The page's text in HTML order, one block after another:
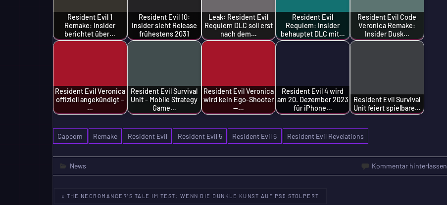
Resident Evil 1
Remake: Insider
berichtet über…
Resident Evil 10:
Insider sieht Release
frühestens 2031
Leak: Resident Evil
Requiem DLC soll erst
nach dem…
Resident Evil
Requiem: Insider
behauptet DLC mit…
Resident Evil Code
Veronica Remake:
Insider Dusk…
Resident Evil Veronica
offiziell angekündigt –
…
Resident Evil Survival
Unit - Mobile Strategy
Game…
Resident Evil Veronica
wird kein Ego-Shooter
—…
Resident Evil 4 wird
am 20. Dezember 2023
für iPhone…
Resident Evil Survival
Unit feiert spielbare…
Capcom Remake Resident Evil Resident Evil 5 Resident Evil 6 Resident Evil Revelations
News Kommentar hinterlassen
Beitragsnavigation
« THE NECROMANCER’S TALE IM TEST: WENN DIE DUNKLE KUNST AUF PS5 STOLPERT